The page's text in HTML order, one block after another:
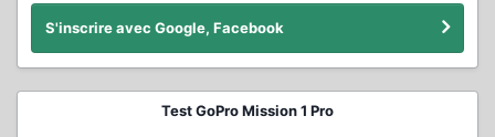
S'inscrire avec Google, Facebook
Test GoPro Mission 1 Pro